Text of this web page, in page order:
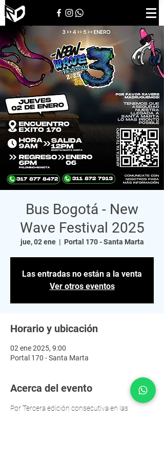
Bus Bogotá - New
Wave Festival 2025
jue, 02 ene
  |
Portal 170 - Santa Marta
Las entradas no están a la venta
Ver otros eventos
Horario y ubicación
02 ene 2025, 9:00
Portal 170 - Santa Marta
Acerca del evento
Por Tercera edición consecutiva en las